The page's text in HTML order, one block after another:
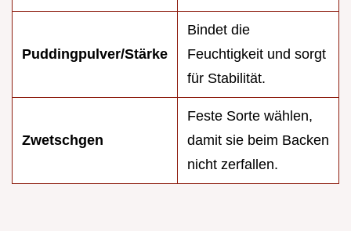
Puddingpulver/Stärke
Bindet die
Feuchtigkeit und sorgt
für Stabilität.
Zwetschgen
Feste Sorte wählen,
damit sie beim Backen
nicht zerfallen.